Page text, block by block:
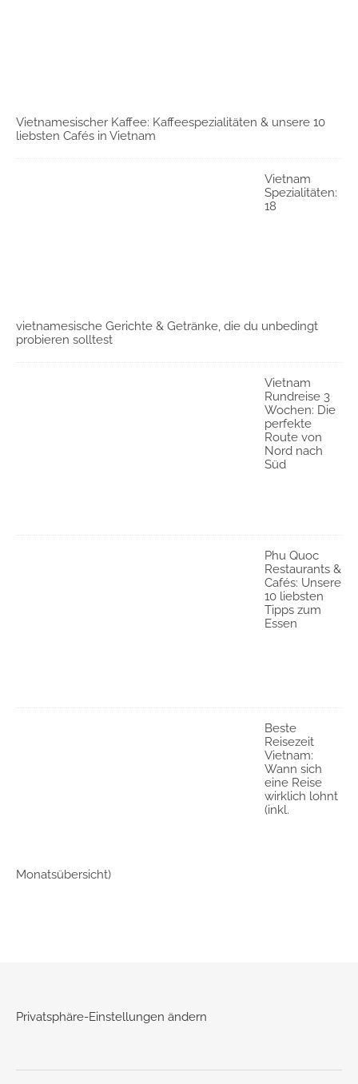
Vietnamesischer Kaffee: Kaffeespezialitäten & unsere 10
liebsten Cafés in Vietnam
Vietnam
Spezialitäten:
18
vietnamesische Gerichte & Getränke, die du unbedingt
probieren solltest
Vietnam
Rundreise 3
Wochen: Die
perfekte
Route von
Nord nach
Süd
Phu Quoc
Restaurants &
Cafés: Unsere
10 liebsten
Tipps zum
Essen
Beste
Reisezeit
Vietnam:
Wann sich
eine Reise
wirklich lohnt
(inkl.
Monatsübersicht)
Privatsphäre-Einstellungen ändern